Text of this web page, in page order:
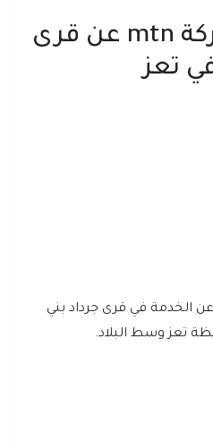
خروج خدمة شركة mtn عن قرى
تعز
خرجت شركة الاتصالاتmtn عن الخدمة في قرى جرداد بني
تعز وسط البلاد.